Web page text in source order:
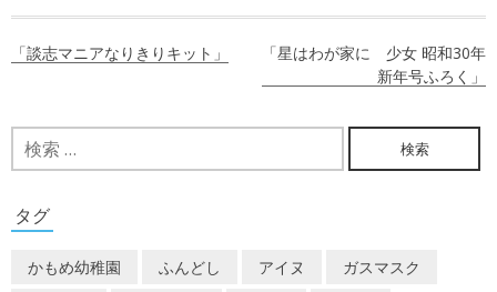
ビ
ー
シ
「談志マニアなりきりキット」
「星はわが家に 少女 昭和30年
新年号ふろく」
検
索:
タグ
かもめ幼稚園 ふんどし アイヌ
ガスマスク